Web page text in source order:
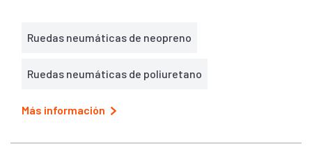
Ruedas neumáticas de neopreno
Ruedas neumáticas de poliuretano
Más información